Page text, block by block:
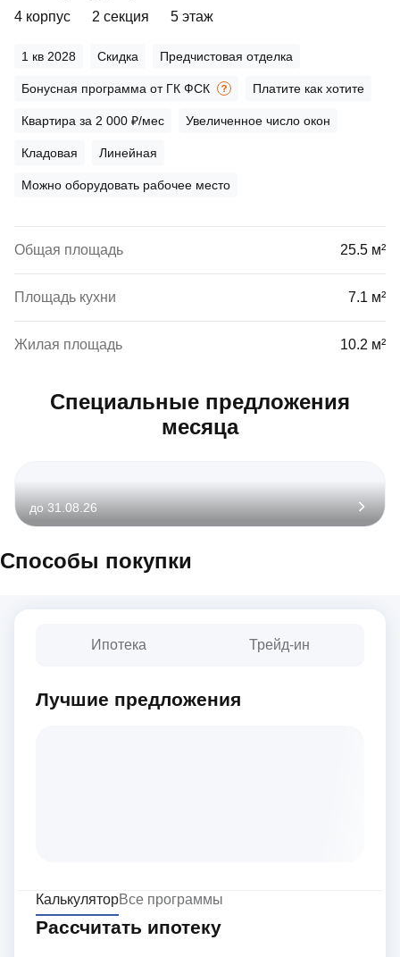
4 корпус 2 секция 5 этаж
1 кв 2028 Скидка Предчистовая отделка
Бонусная программа от ГК ФСК Платите как хотите
Квартира за 2 000 ₽/мес Увеличенное число окон
Кладовая Линейная
Можно оборудовать рабочее место
Общая площадь 25.5 м²
Площадь кухни 7.1 м²
Жилая площадь 10.2 м²
Специальные предложения
месяца
до 31.08.26
Способы покупки
Ипотека Трейд-ин
Лучшие предложения
КалькуляторВсе программы
Рассчитать ипотеку